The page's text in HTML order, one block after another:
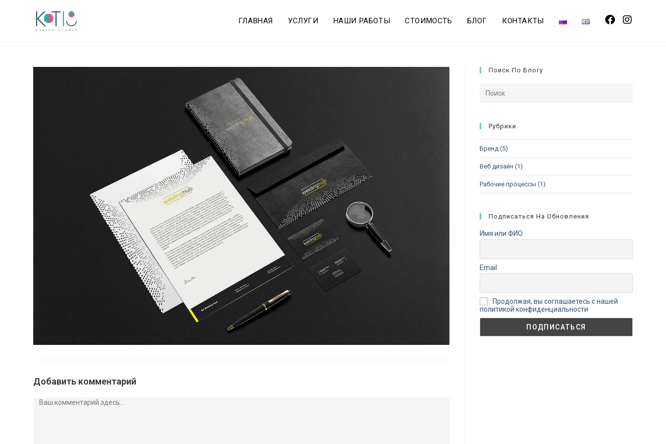
ГЛАВНАЯ УСЛУГИ НАШИ РАБОТЫ СТОИМОСТЬ БЛОГ КОНТАКТЫ
Добавить комментарий
Поиск По Блогу
Рубрики
Бренд (5)
Веб дизайн (1)
Рабочие процессы (1)
Подписаться На Обновления
Имя или ФИО
Email
Продолжая, вы соглашаетесь с нашей
политикой конфиденциальности